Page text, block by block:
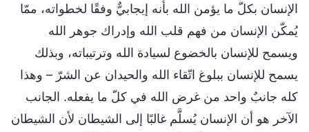
الإنسان بكلّ ما يؤمن الله بأنه إيجابيٌّ وفقًا لخطواته، ممّا
يُمكّن الإنسان من فهم قلب الله وإدراك جوهر الله
ويسمح للإنسان بالخضوع لسيادة الله وترتيباته، وبذلك
يسمح للإنسان ببلوغ اتّقاء الله والحيدان عن الشرّ – وهذا
كله جانبٌ واحد من غرض الله في كلّ ما يفعله. الجانب
الآخر هو أن الإنسان يُسلَّم غالبًا إلى الشيطان لأن الشيطان